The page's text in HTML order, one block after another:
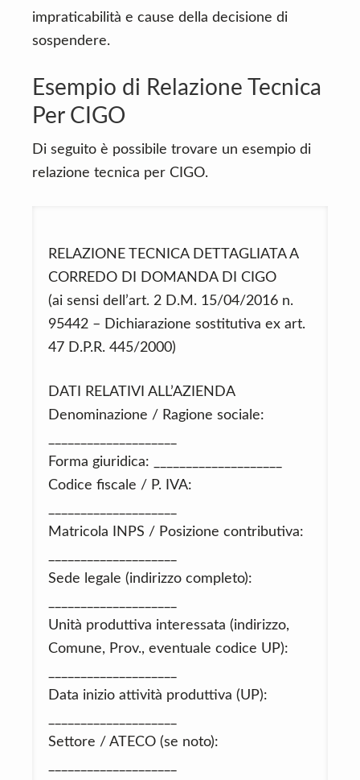
impraticabilità e cause della decisione di
sospendere.
Esempio di Relazione Tecnica
Per CIGO
Di seguito è possibile trovare un esempio di
relazione tecnica per CIGO.
RELAZIONE TECNICA DETTAGLIATA A
CORREDO DI DOMANDA DI CIGO
(ai sensi dell’art. 2 D.M. 15/04/2016 n.
95442 – Dichiarazione sostitutiva ex art.
47 D.P.R. 445/2000)
DATI RELATIVI ALL’AZIENDA
Denominazione / Ragione sociale:
Forma giuridica: ____________________
Codice fiscale / P. IVA:
Matricola INPS / Posizione contributiva:
Sede legale (indirizzo completo):
Unità produttiva interessata (indirizzo,
Comune, Prov., eventuale codice UP):
Data inizio attività produttiva (UP):
Settore / ATECO (se noto):